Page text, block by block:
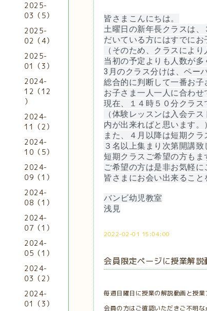
皆さまこんにちは。
土曜日の新年長クラスは
だいている方にはすでにお
（そのため、クラスによ
当初の予定よりも人数が多
3月のクラス分けは、ペー
総合的に判断して一番お子
お子さま一人一人に合わせ
現在、１４時５０分クラス
（体験レッスンは入会テ
内が出来ればと思います。）
また、４月以降は短期ク
３名以上集まり次第開講致
短期クラスご希望の方もま
ご希望の方は是非お気軽に
皆さまにお会い出来ること
バンビ幼児教室
浅見
2022-02-01 15:04:00
会員限定ページに授業解
毎週日曜日に授業の解説動画と授業
会員の方はご確認いただきご不明な
2025-
03（5）
2025-
02（4）
2025-
01（3）
2024-
12（12
）
2024-
11（2）
2024-
10（5）
2024-
09（1）
2024-
08（1）
2024-
07（1）
2024-
05（1）
2024-
03（2）
2024-
01（3）